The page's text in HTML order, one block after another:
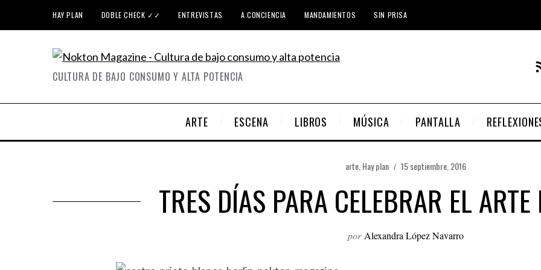
HAY PLAN DOBLE CHECK ✓✓ ENTREVISTAS A CONCIENCIA MANDAMIENTOS SIN PRISA
CULTURA DE BAJO CONSUMO Y ALTA POTENCIA
ARTE ESCENA LIBROS MÚSICA PANTALLA
arte Hay plan 15 septiembre, 2016
TRES DÍAS PARA CELEBRAR EL
por Alexandra López Navarro